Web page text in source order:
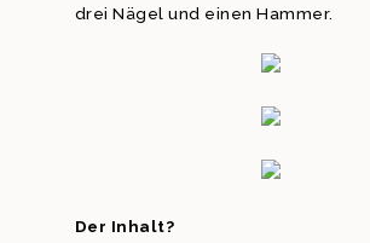
drei Nägel und einen Hammer.
Der Inhalt?